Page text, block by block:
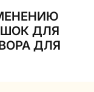
ДЛЯ
ДЛЯ